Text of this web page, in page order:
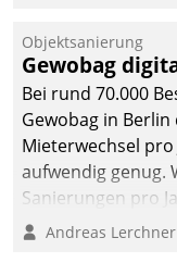
Unternehmen.
Objektsanierung
Gewobag
Bei rund 70.000
Gewobag in
Mieterwechsel
aufwendig genug.
Sanierungen pro
Betreuungs- und
Andreas Lerchner